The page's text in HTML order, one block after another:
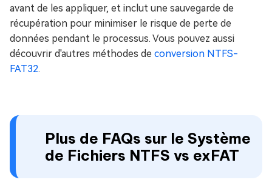
avant de les appliquer, et inclut une sauvegarde de
récupération pour minimiser le risque de perte de
données pendant le processus. Vous pouvez aussi
découvrir d'autres méthodes de conversion NTFS-
FAT32.
Plus de FAQs sur le Système
de Fichiers NTFS vs exFAT